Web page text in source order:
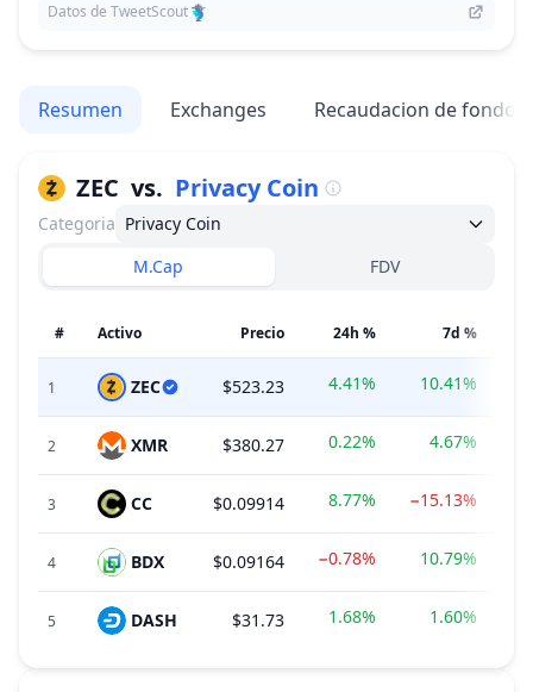
Datos de TweetScout
Resumen Exchanges Recaudacion de fondos
ZEC vs. Privacy Coin
Categoria Privacy Coin
M.Cap
FDV
# Activo Precio 24h % 7d %
1 ZEC $523.23 4.41% 10.41%
2 XMR $380.27 0.22% 4.67%
3 CC $0.09914 8.77% −15.13%
4 BDX $0.09164 −0.78% 10.79%
5 DASH $31.73 1.68% 1.60%